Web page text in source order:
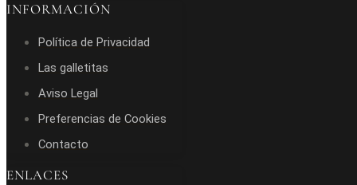
INFORMACIÓN
Política de Privacidad
Las galletitas
Aviso Legal
Preferencias de Cookies
Contacto
ENLACES